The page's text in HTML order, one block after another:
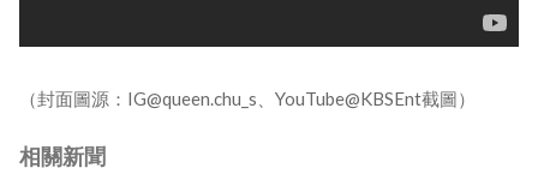
（封面圖源：IG@queen.chu_s、YouTube@KBSEnt截圖）
相關新聞